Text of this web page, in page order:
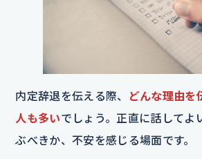
内定辞退を伝える際、
どんな理由を
人も多いでしょう。正直に話してよ
ぶべきか、不安を感じる場面です。